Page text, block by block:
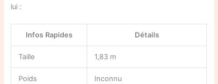
lui :
Infos Rapides Détails
Taille 1,83 m
Poids Inconnu